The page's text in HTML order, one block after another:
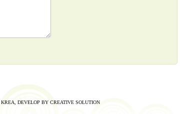
KREA , DEVELOP BY CREATIVE SOLUTION